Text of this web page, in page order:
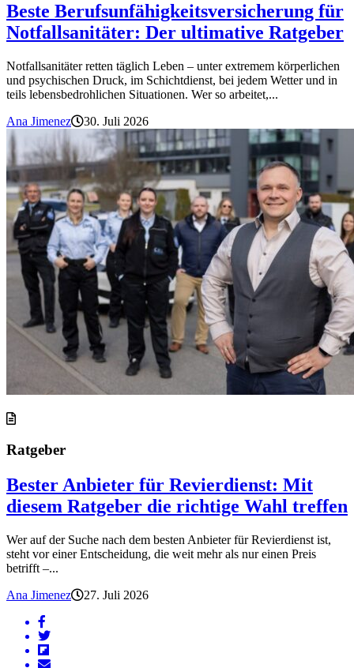
Beste Berufsunfähigkeitsversicherung für
Notfallsanitäter: Der ultimative Ratgeber
Notfallsanitäter retten täglich Leben – unter extremem körperlichen
und psychischen Druck, im Schichtdienst, bei jedem Wetter und in
teils lebensbedrohlichen Situationen. Wer so arbeitet,...
Ana Jimenez
30. Juli 2026
Ratgeber
Bester Anbieter für Revierdienst: Mit
diesem Ratgeber die richtige Wahl treffen
Wer auf der Suche nach dem besten Anbieter für Revierdienst ist,
steht vor einer Entscheidung, die weit mehr als nur einen Preis
betrifft –...
Ana Jimenez
27. Juli 2026